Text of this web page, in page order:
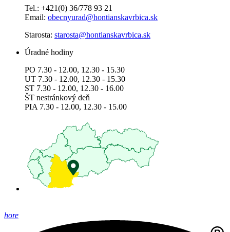
Tel.: +421(0) 36/778 93 21
Email: obecnyurad@hontianskavrbica.sk
Starosta: starosta@hontianskavrbica.sk
Úradné hodiny
PO 7.30 - 12.00, 12.30 - 15.30
UT 7.30 - 12.00, 12.30 - 15.30
ST 7.30 - 12.00, 12.30 - 16.00
ŠT nestránkový deň
PIA 7.30 - 12.00, 12.30 - 15.00
hore